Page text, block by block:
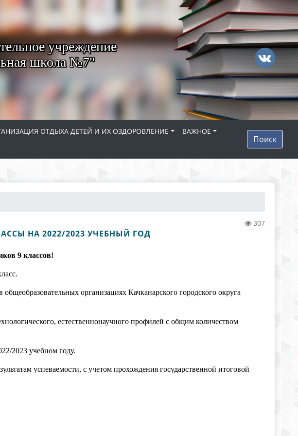
учреждение
школа №7"
ОТДЫХА ДЕТЕЙ И ИХ ОЗДОРОВЛЕНИЕ
ВАЖНОЕ
Поиск
307
НА 2022/2023 УЧЕБНЫЙ ГОД
9 классов!
организациях Качканарского городского округа
естественнонаучного профилей с общим количеством
2023 учебном году.
успеваемости, с учетом прохождения государственной итоговой